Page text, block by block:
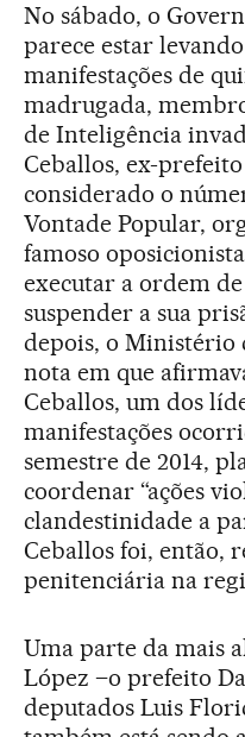
No sábado, o
parece estar
manifestações de
madrugada,
de Inteligência
Ceballos, ex-
considerado o
Vontade Popular,
famoso oposicionista
executar a ordem
suspender a sua
depois, o Ministério
nota em que
Ceballos, um dos
manifestações
semestre de 2014,
coordenar “ações
clandestinidade a
Ceballos foi, então,
penitenciária na
Uma parte da mais
López –o prefeito
deputados Luis